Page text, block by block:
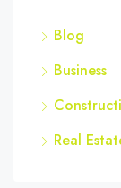
Blog
Business
Real